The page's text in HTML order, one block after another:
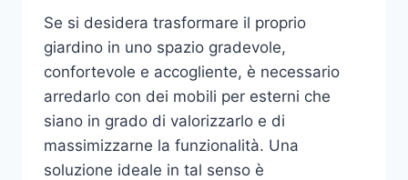
Se si desidera trasformare il proprio
giardino in uno spazio gradevole,
confortevole e accogliente, è necessario
arredarlo con dei mobili per esterni che
siano in grado di valorizzarlo e di
massimizzarne la funzionalità. Una
soluzione ideale in tal senso è